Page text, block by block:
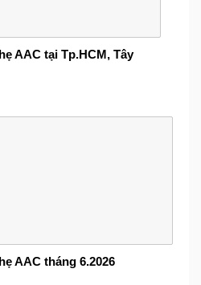
AAC tại Tp.HCM, Tây
AAC tháng 6.2026